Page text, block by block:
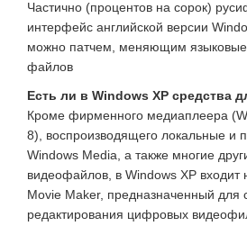
Частично (процентов на сорок)
интерфейс английской версии
можно патчем, меняющим языковые
файлов
Есть ли в Windows XP средства
Кроме фирменного медиаплеера
8), воспроизводящего локальные и
Windows Media, а также многие
видеофайлов, в Windows XP входит
Movie Maker, предназначенный для
редактирования цифровых